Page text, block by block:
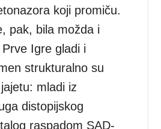
koji promiču.
pak, bila možda i
Igre gladi i
strukturalno su
mladi iz
distopijskog
raspadom SAD-